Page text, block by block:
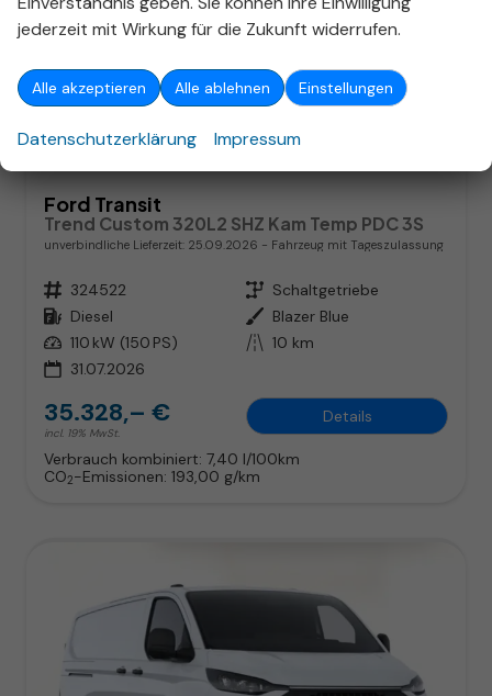
ab 226,– € mtl.
Ford Transit
Trend Custom 320L2 SHZ Kam Temp PDC 3S
unverbindliche Lieferzeit: 25.09.2026 Fahrzeug mit Tageszulassung
Fahrzeugnr. 324522 Getriebe Schaltgetriebe
Kraftstoff Diesel Außenfarbe Blazer Blue
Leistung 110 kW (150 PS) Kilometerstand 10 km
31.07.2026
35.328,– €
incl. 19% MwSt.
Details
Verbrauch kombiniert: 7,40 l/100km
CO2-Emissionen: 193,00 g/km
jederzeit mit Wirkung für die Zukunft widerrufen.
Alle akzeptieren Alle ablehnen Einstellungen
Datenschutzerklärung Impressum